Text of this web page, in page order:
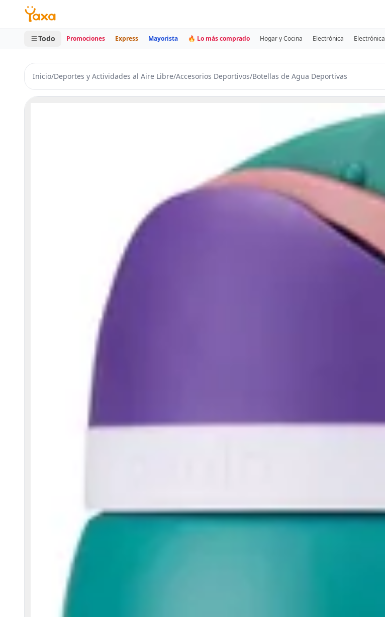
MINI CARRITO
0 productos
Todo Promociones Express Mayorista 🔥 Lo más comprado Hogar y Cocina Electrónica Electrónica
Inicio/Deportes y Actividades al Aire Libre/Accesorios Deportivos/Botellas de Agua Deportivas